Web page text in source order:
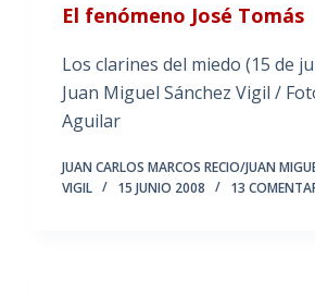
El fenómeno José Tomás
Los clarines del miedo (15 de
Juan Miguel Sánchez Vigil /
Aguilar
JUAN CARLOS MARCOS RECIO/JUAN
VIGIL
15 JUNIO 2008 13